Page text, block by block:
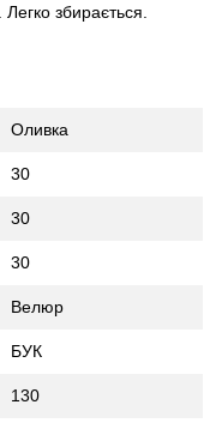
збирається.
Оливка
30
30
30
Велюр
БУК
130